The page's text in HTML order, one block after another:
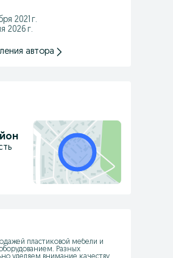
2021 г.
2026 г.
автора
пластиковой мебели и
Разных